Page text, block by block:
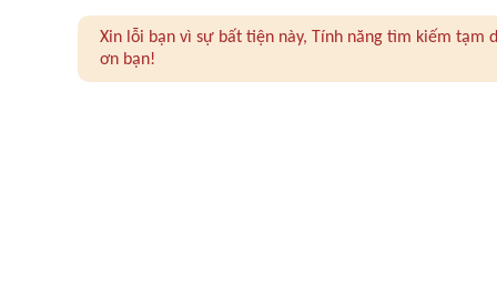
Xin lỗi bạn vì sự bất tiện này, Tính năng tìm kiếm
ơn bạn!